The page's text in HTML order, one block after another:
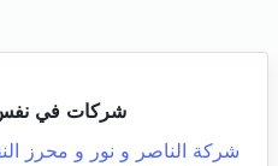
شركات في
شركة الناصر و نور و محرز